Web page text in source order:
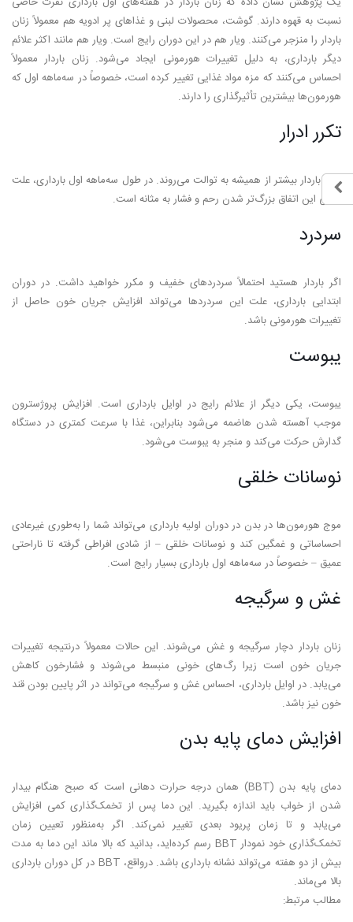
نسبت به قهوه دارند. گوشت، محصولات لبنی و غذاهای پر ادویه هم معمولاً زنان
باردار را منزجر می‌کنند. ویار هم در این دوران رایج است. ویار هم مانند اکثر علائم
دیگر بارداری، به دلیل تغییرات هورمونی ایجاد می‌شود. زنان باردار معمولاً
احساس می‌کنند که مزه مواد غذایی تغییر کرده است، خصوصاً در سه‌ماهه اول که
هورمون‌ها بیشترین تأثیرگذاری را دارند.
تکرر ادرار
زنان باردار بیشتر از همیشه به توالت می‌روند. در طول سه‌ماهه اول بارداری، علت
اصلی این اتفاق بزرگ‌تر شدن رحم و فشار به مثانه است.
سردرد
اگر باردار هستید احتمالاً سردردهای خفیف و مکرر خواهید داشت. در دوران
ابتدایی بارداری، علت این سردردها می‌تواند افزایش جریان خون حاصل از
تغییرات هورمونی باشد.
یبوست
یبوست، یکی دیگر از علائم رایج در اوایل بارداری است. افزایش پروژسترون
موجب آهسته شدن هاضمه می‌شود بنابراین، غذا با سرعت کمتری در دستگاه
گدارش حرکت می‌کند و منجر به یبوست می‌شود.
نوسانات خلقی
موج هورمون‌ها در بدن در دوران اولیه بارداری می‌تواند شما را به‌طوری غیرعادی
احساساتی و غمگین کند و نوسانات خلقی – از شادی افراطی گرفته تا ناراحتی
عمیق – خصوصاً در سه‌ماهه اول بارداری بسیار رایج است.
غش و سرگیجه
زنان باردار دچار سرگیجه و غش می‌شوند. این حالات معمولاً درنتیجه تغییرات
جریان خون است زیرا رگ‌های خونی منبسط می‌شوند و فشارخون کاهش
می‌یابد. در اوایل بارداری، احساس غش و سرگیجه می‌تواند در اثر پایین بودن قند
خون نیز باشد.
افزایش دمای پایه بدن
دمای پایه بدن (BBT) همان درجه حرارت دهانی است که صبح هنگام بیدار
شدن از خواب باید اندازه بگیرید. این دما پس از تخمک‌گذاری کمی افزایش
می‌یابد و تا زمان پریود بعدی تغییر نمی‌کند. اگر به‌منظور تعیین زمان
تخمک‌گذاری خود نمودار BBT رسم کرده‌اید، بدانید که بالا ماند این دما به مدت
بیش از دو هفته می‌تواند نشانه بارداری باشد. درواقع، BBT در کل دوران بارداری
بالا می‌ماند.
مطالب مرتبط: